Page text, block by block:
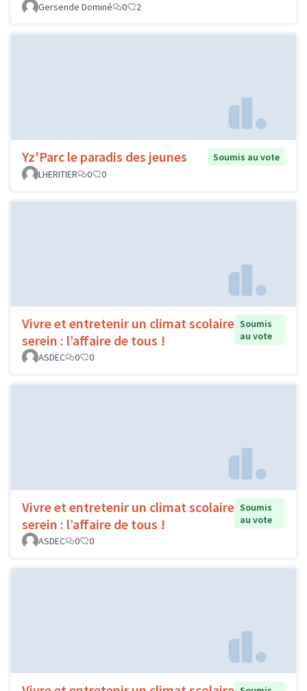
Gersende Dominé 0 2
Yz'Parc le paradis des jeunes
Soumis au vote
LHERITIER
0 0
Vivre et entretenir un climat scolaire
serein : l’affaire de tous !
Soumis
au vote
ASDEC
0 0
Vivre et entretenir un climat scolaire
serein : l’affaire de tous !
Soumis
au vote
ASDEC
0 0